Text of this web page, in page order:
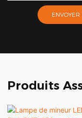
Produits